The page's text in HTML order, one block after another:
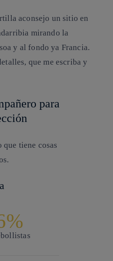
aconsejo un sitio en
mirando la
y al fondo ya Francia.
que me escriba y
para
que tiene cosas